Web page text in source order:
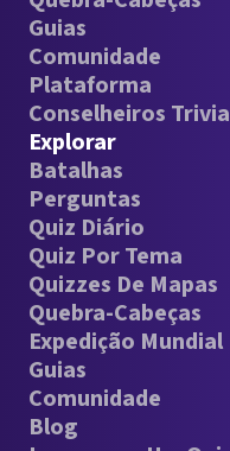
Guias
Comunidade
Plataforma
Conselheiros Trivia
Explorar
Batalhas
Perguntas
Quiz Diário
Quiz Por Tema
Quizzes De Mapas
Quebra-Cabeças
Expedição Mundial
Guias
Comunidade
Blog